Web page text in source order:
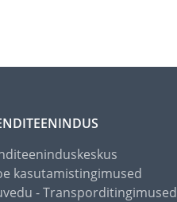
kasutamistingimused
- Transporditingimused